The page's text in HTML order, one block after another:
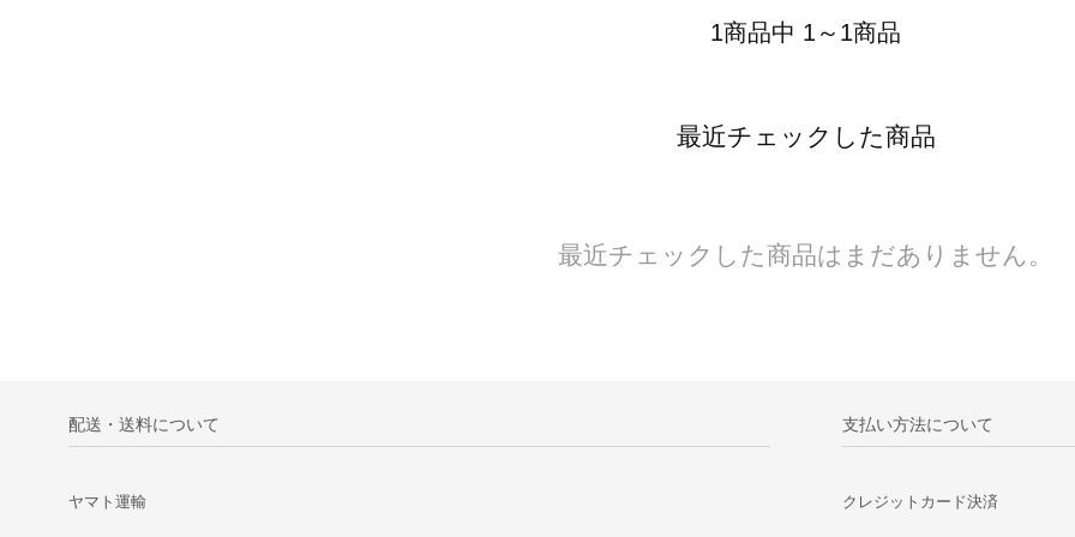
1商品中 1～1商品
最近チェックした商品
最近チェックした商品はまだありません。
配送・送料について
ヤマト運輸
支払い方法について
クレジットカード決済